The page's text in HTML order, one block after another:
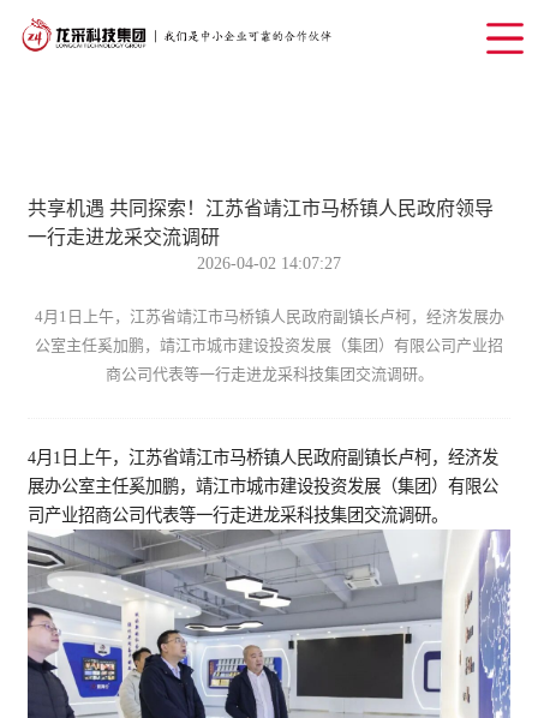
共享机遇 共同探索！江苏省靖江市马桥镇人民政府领导
一行走进龙采交流调研
2026-04-02 14:07:27
4月1日上午，江苏省靖江市马桥镇人民政府副镇长卢柯，经济发展办
公室主任奚加鹏，靖江市城市建设投资发展（集团）有限公司产业招
商公司代表等一行走进龙采科技集团交流调研。
4月1日上午，江苏省靖江市马桥镇人民政府副镇长卢柯，经济发
展办公室主任奚加鹏，靖江市城市建设投资发展（集团）有限公
司产业招商公司代表等一行走进龙采科技集团交流调研。